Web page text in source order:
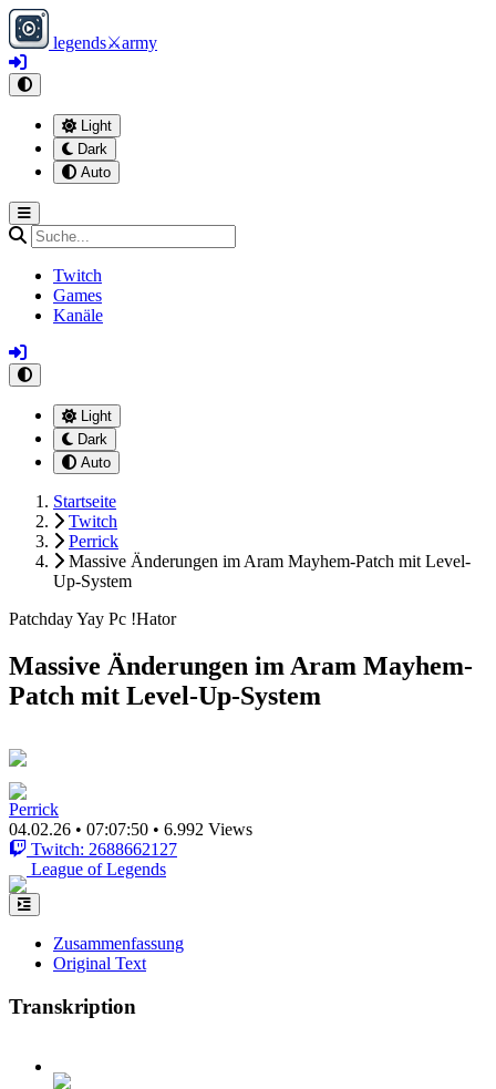
legends⚔army
Light
Dark
Auto
Twitch
Games
Kanäle
Light
Dark
Auto
Startseite
Twitch
Perrick
Massive Änderungen im Aram Mayhem-Patch mit Level-
Up-System
Patchday Yay Pc !Hator
Massive Änderungen im Aram Mayhem-
Patch mit Level-Up-System
Perrick
04.02.26 • 07:07:50 • 6.992 Views
Twitch: 2688662127
League of Legends
Zusammenfassung
Original Text
Transkription